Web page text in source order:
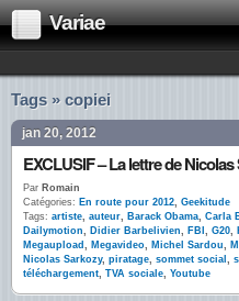
Variae
Tags » copiei
jan 20, 2012
Par Romain
Catégories: En route pour 2012, Geekitude
Tags: artiste, auteur, Barack Obama, Carla
Dailymotion, Didier Barbelivien, FBI , G20,
Megaupload , Megavideo, Michel Sardou,
Nicolas Sarkozy, piratage, sommet social ,
téléchargement, TVA sociale, Youtube